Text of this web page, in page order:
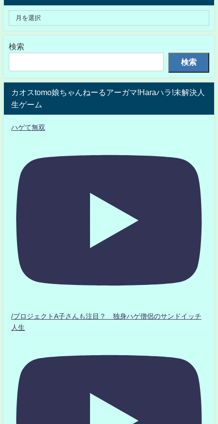
検索
検索
カオスtomo娘ちゃんねーるアーガマ!Haraハラ!未解決人
生ゲーム
ハゲて無双
/プロジェクトA子さんも注目？ 独身ハゲ僧侶のサンドイッチ
人生